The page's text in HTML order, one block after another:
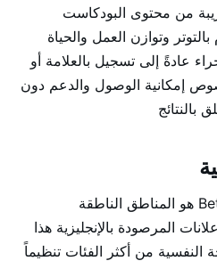
من محتوى البودكاست
وتوازن العمل والحياة
عادةً إلى تسجيل بالعلامة أو
إمكانية الوصول والدعم دون
بالنتائج
السوق الأساسي لـ BetterHelp هو المناطق الناطقة
المرصودة بالإنجليزية هذا
النفسية من أكثر الفئات تنظيماً